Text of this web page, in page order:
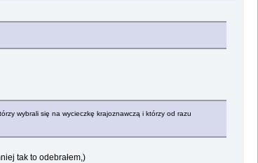
wybrali się na wycieczkę krajoznawczą i którzy od razu
tak to odebrałem,)